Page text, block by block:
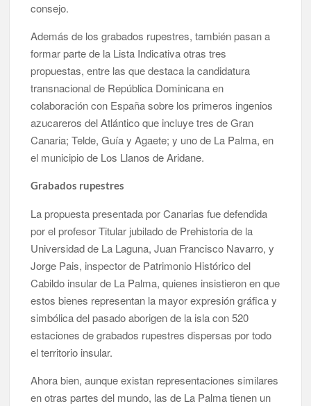
consejo.
Además de los grabados rupestres, también pasan a
formar parte de la Lista Indicativa otras tres
propuestas, entre las que destaca la candidatura
transnacional de República Dominicana en
colaboración con España sobre los primeros ingenios
azucareros del Atlántico que incluye tres de Gran
Canaria; Telde, Guía y Agaete; y uno de La Palma, en
el municipio de Los Llanos de Aridane.
Grabados rupestres
La propuesta presentada por Canarias fue defendida
por el profesor Titular jubilado de Prehistoria de la
Universidad de La Laguna, Juan Francisco Navarro, y
Jorge Pais, inspector de Patrimonio Histórico del
Cabildo insular de La Palma, quienes insistieron en que
estos bienes representan la mayor expresión gráfica y
simbólica del pasado aborigen de la isla con 520
estaciones de grabados rupestres dispersas por todo
el territorio insular.
Ahora bien, aunque existan representaciones similares
en otras partes del mundo, las de La Palma tienen un